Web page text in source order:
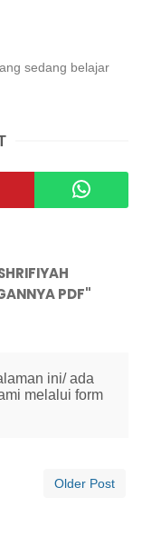
sedang belajar
PDF"
ini/ ada
melalui form
Older Post